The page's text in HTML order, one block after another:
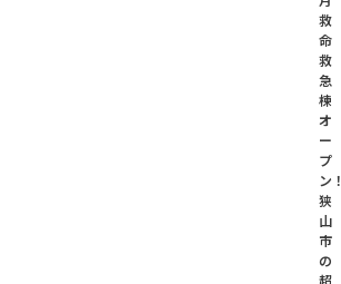
救
命
救
急
棟
オ
ー
プ
ン
狭
山
市
の
超